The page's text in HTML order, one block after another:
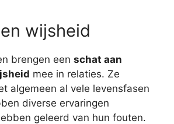
wijsheid
brengen een schat aan
mee in relaties. Ze
algemeen al vele levensfasen
diverse ervaringen
geleerd van hun fouten.